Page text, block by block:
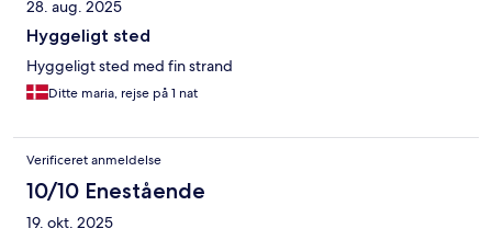
28. aug. 2025
Hyggeligt sted
Hyggeligt sted med fin strand
Ditte maria, rejse på 1 nat
Verificeret anmeldelse
10/10 Enestående
19. okt. 2025